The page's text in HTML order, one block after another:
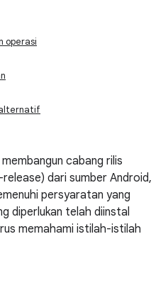
operasi
cabang rilis
dari sumber Android,
persyaratan yang
diperlukan telah diinstal
memahami istilah-istilah